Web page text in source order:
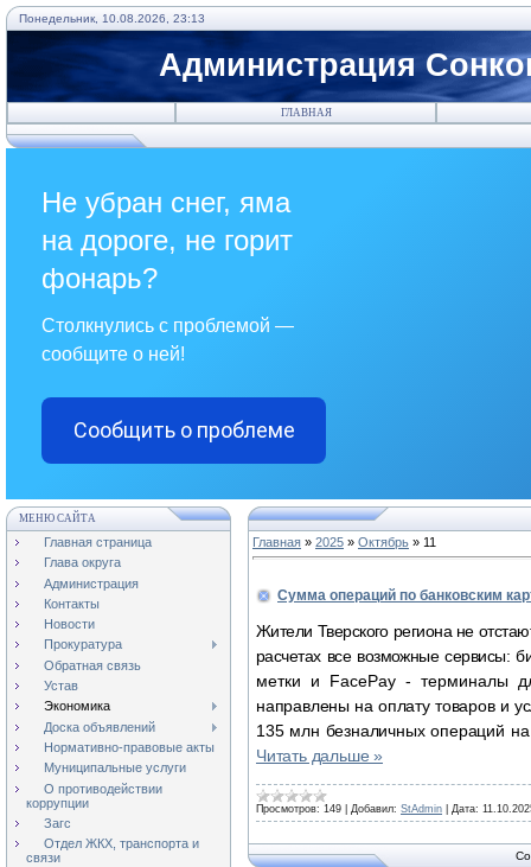
Понедельник, 10.08.2026, 23:13
Администрация
ГЛАВНАЯ
Не убран снег, яма
на дороге, не горит
фонарь?
Столкнулись с проблемой —
сообщите о ней!
Сообщить о проблеме
МЕНЮ САЙТА
Главная страница
Глава округа
Администрация
Контакты
Новости
Прокуратура
Обратная связь
Устав
Экономика
Доска объявлений
Нормативно-правовые акты
Муниципальные услуги
О противодействии
коррупции
Загс
Отдел ЖКХ, транспорта и
связи
Главная » 2025 » Октябрь » 11
Сумма операций по банковским
Жители Тверского региона не
расчетах все возможные сервисы:
метки и FacePay - терминалы
направлены на оплату товаров и
135 млн безналичных операций
Читать дальше »
Просмотров: 149 Добавил: StAdmin Дата: